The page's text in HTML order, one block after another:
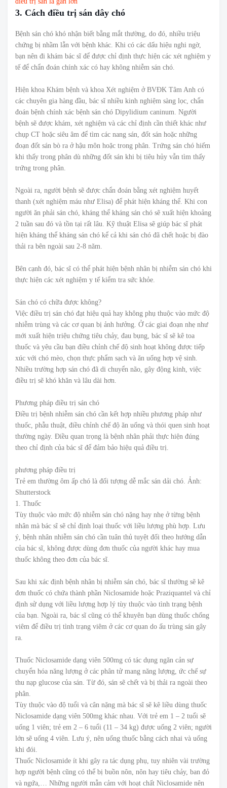
3. Cách điều trị sán dây chó
Bệnh sán chó khó nhận biết bằng mắt thường, do đó, nhiều triệu
chứng bị nhầm lẫn với bệnh khác. Khi có các dấu hiệu nghi ngờ,
bạn nên đi khám bác sĩ để được chỉ định thực hiện các xét nghiệm y
tế để chẩn đoán chính xác có hay không nhiễm sán chó.
Hiện khoa Khám bệnh và khoa Xét nghiệm ở BVĐK Tâm Anh có
các chuyên gia hàng đầu, bác sĩ nhiều kinh nghiệm sàng lọc, chẩn
đoán bệnh chính xác bệnh sán chó Dipylidium caninum. Người
bệnh sẽ được khám, xét nghiệm và các chỉ định cần thiết khác như
chụp CT hoặc siêu âm để tìm các nang sán, đốt sán hoặc những
đoạn đốt sán bò ra ở hậu môn hoặc trong phân. Trứng sán chó hiếm
khi thấy trong phân dù những đốt sán khi bị tiêu hủy vẫn tìm thấy
trứng trong phân.
Ngoài ra, người bệnh sẽ được chẩn đoán bằng xét nghiệm huyết
thanh (xét nghiệm máu như Elisa) để phát hiện kháng thể. Khi con
người ăn phải sán chó, kháng thể kháng sán chó sẽ xuất hiện khoảng
2 tuần sau đó và tồn tại rất lâu. Kỹ thuật Elisa sẽ giúp bác sĩ phát
hiện kháng thể kháng sán chó kể cả khi sán chó đã chết hoặc bị đào
thải ra bên ngoài sau 2-8 năm.
Bên cạnh đó, bác sĩ có thể phát hiện bệnh nhân bị nhiễm sán chó khi
thực hiện các xét nghiệm y tế kiểm tra sức khỏe.
Sán chó có chữa được không?
Việc điều trị sán chó đạt hiệu quả hay không phụ thuộc vào mức độ
nhiễm trùng và các cơ quan bị ảnh hưởng. Ở các giai đoạn nhẹ như
mới xuất hiện triệu chứng tiêu chảy, đau bụng, bác sĩ sẽ kê toa
thuốc và yêu cầu bạn điều chỉnh chế độ sinh hoạt không được tiếp
xúc với chó mèo, chọn thực phẩm sạch và ăn uống hợp vệ sinh.
Nhiều trường hợp sán chó đã di chuyển não, gây động kinh, việc
điều trị sẽ khó khăn và lâu dài hơn.
Phương pháp điều trị sán chó
Điều trị bệnh nhiễm sán chó cần kết hợp nhiều phương pháp như
thuốc, phẫu thuật, điều chỉnh chế độ ăn uống và thói quen sinh hoạt
thường ngày. Điều quan trọng là bệnh nhân phải thực hiện đúng
theo chỉ định của bác sĩ để đảm bảo hiệu quả điều trị.
phương pháp điều trị
Trẻ em thường ôm ấp chó là đối tượng dễ mắc sán dải chó. Ảnh:
Shutterstock
1. Thuốc
Tùy thuộc vào mức độ nhiễm sán chó nặng hay nhẹ ở từng bệnh
nhân mà bác sĩ sẽ chỉ định loại thuốc với liều lượng phù hợp. Lưu
ý, bệnh nhân nhiễm sán chó cần tuân thủ tuyệt đối theo hướng dẫn
của bác sĩ, không được dùng đơn thuốc của người khác hay mua
thuốc không theo đơn của bác sĩ.
Sau khi xác định bệnh nhân bị nhiễm sán chó, bác sĩ thường sẽ kê
đơn thuốc có chứa thành phần Niclosamide hoặc Praziquantel và chỉ
định sử dụng với liều lượng hợp lý tùy thuộc vào tình trạng bệnh
của bạn. Ngoài ra, bác sĩ cũng có thể khuyên bạn dùng thuốc chống
viêm để điều trị tình trạng viêm ở các cơ quan do ấu trùng sán gây
ra.
Thuốc Niclosamide dạng viên 500mg có tác dụng ngăn cản sự
chuyển hóa năng lượng ở các phân tử mang năng lượng, ức chế sự
thu nạp glucose của sán. Từ đó, sán sẽ chết và bị thải ra ngoài theo
phân.
Tùy thuộc vào độ tuổi và cân nặng mà bác sĩ sẽ kê liều dùng thuốc
Niclosamide dạng viên 500mg khác nhau. Với trẻ em 1 – 2 tuổi sẽ
uống 1 viên; trẻ em 2 – 6 tuổi (11 – 34 kg) được uống 2 viên; người
lớn sẽ uống 4 viên. Lưu ý, nên uống thuốc bằng cách nhai và uống
khi đói.
Thuốc Niclosamide ít khi gây ra tác dụng phụ, tuy nhiên vài trường
hợp người bệnh cũng có thể bị buồn nôn, nôn hay tiêu chảy, ban đỏ
và ngứa,… Những người mẫn cảm với hoạt chất Niclosamide nên